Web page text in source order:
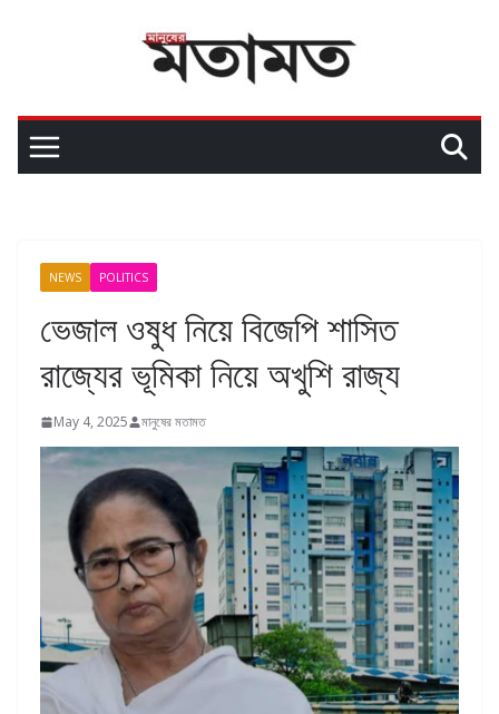
NEWS POLITICS
ভেজাল ওষুধ নিয়ে বিজেপি শাসিত
রাজ্যের ভূমিকা নিয়ে অখুশি রাজ্য
May 4, 2025 মানুষের মতামত